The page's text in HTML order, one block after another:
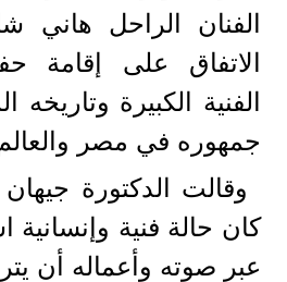
الفنان الراحل هاني
الاتفاق على إقامة
الفنية الكبيرة
جمهوره في مصر
وقالت الدكتورة
كان حالة فنية وإنسانية
عبر صوته وأعماله أن